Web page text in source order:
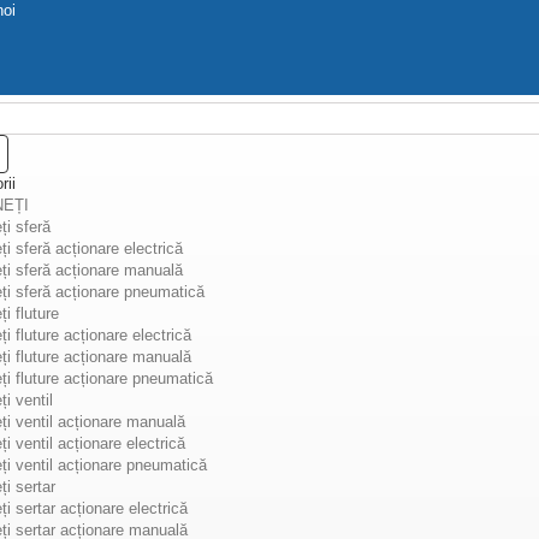
sferă
sferă acționare electrică
sferă acționare manuală
sferă acționare pneumatică
fluture
fluture acționare electrică
fluture acționare manuală
fluture acționare pneumatică
ventil
ventil acționare manuală
ventil acționare electrică
ventil acționare pneumatică
sertar
sertar acționare electrică
sertar acționare manuală
NIVEL
--
din total 18 produse